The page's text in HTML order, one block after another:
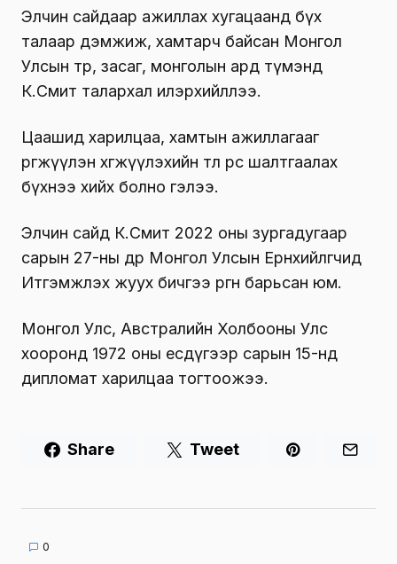
Элчин сайдаар ажиллах хугацаанд бүх
талаар дэмжиж, хамтарч байсан Монгол
Улсын төр, засаг, монголын ард түмэнд
К.Смит талархал илэрхийллээ.
Цаашид харилцаа, хамтын ажиллагааг
өргөжүүлэн хөгжүүлэхийн төлөө өөрөөс шалтгаалах
бүхнээ хийх болно гэлээ.
Элчин сайд К.Смит 2022 оны зургадугаар
сарын 27-ны өдөр Монгол Улсын Ерөнхийлөгчид
Итгэмжлэх жуух бичгээ өргөн барьсан юм.
Монгол Улс, Австралийн Холбооны Улс
хооронд 1972 оны есдүгээр сарын 15-нд
дипломат харилцаа тогтоожээ.
Share Tweet
0